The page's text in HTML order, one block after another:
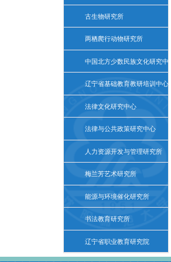
古生物研究所
两栖爬行动物研究所
中国北方少数民族文化研究中心
辽宁省基础教育教研培训中心
法律文化研究中心
法律与公共政策研究中心
人力资源开发与管理研究所
梅兰芳艺术研究所
能源与环境催化研究所
书法教育研究所
辽宁省职业教育研究院